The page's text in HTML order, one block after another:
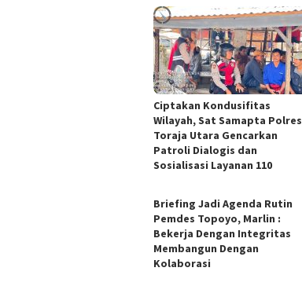
Ciptakan Kondusifitas
Wilayah, Sat Samapta Polres
Toraja Utara Gencarkan
Patroli Dialogis dan
Sosialisasi Layanan 110
Briefing Jadi Agenda Rutin
Pemdes Topoyo, Marlin :
Bekerja Dengan Integritas
Membangun Dengan
Kolaborasi